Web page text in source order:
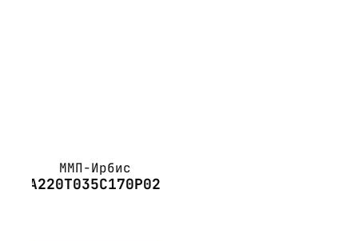
ММП-Ирбис
А220Т035С170Р02